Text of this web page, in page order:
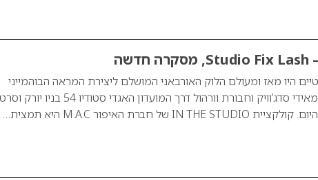
היו מאז ומעולם הלוק האורבאני המושלם ליצירת המראה הבוהמייני
האולטימטיבי, החל מאידי סדג’וויק וחבורת וורהול דרך המועדון האגדי סטודיו 54 בניו